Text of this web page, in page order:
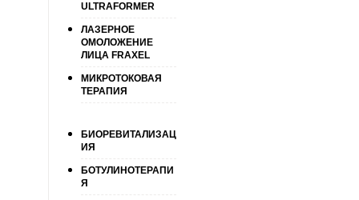
ULTRAFORMER
ЛАЗЕРНОЕ
ОМОЛОЖЕНИЕ
ЛИЦА FRAXEL
МИКРОТОКОВАЯ
ТЕРАПИЯ
БИОРЕВИТАЛИЗАЦ
ИЯ
БОТУЛИНОТЕРАПИ
Я